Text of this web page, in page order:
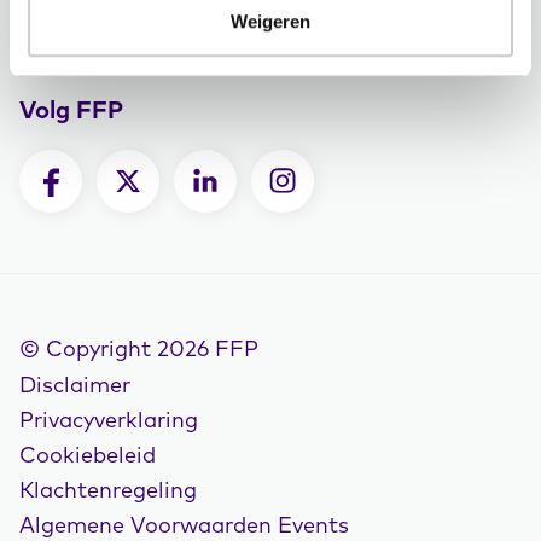
Weigeren
Volg FFP
© Copyright 2026 FFP
Disclaimer
Privacyverklaring
Cookiebeleid
Klachtenregeling
Algemene Voorwaarden Events